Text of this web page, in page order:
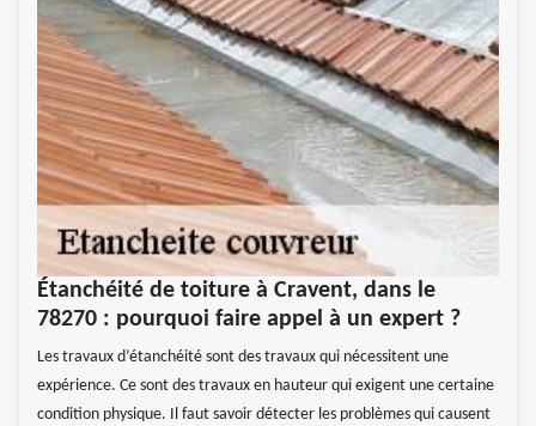
Étanchéité de toiture à Cravent, dans le
78270 : pourquoi faire appel à un expert ?
Les travaux d’étanchéité sont des travaux qui nécessitent une
expérience. Ce sont des travaux en hauteur qui exigent une certaine
condition physique. Il faut savoir détecter les problèmes qui causent